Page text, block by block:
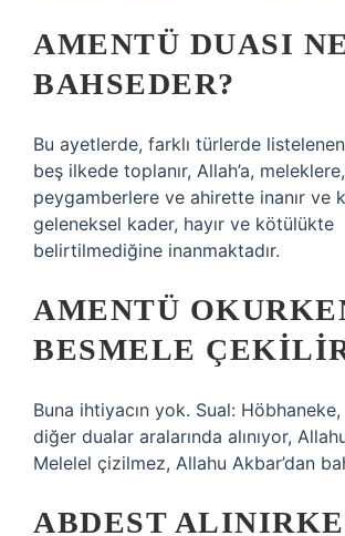
AMENTÜ DUASI
BAHSEDER?
Bu ayetlerde, farklı türlerde
beş ilkede toplanır, Allah’a,
peygamberlere ve ahirette inanır ve
geleneksel kader, hayır ve kötülükte
belirtilmediğine inanmaktadır.
AMENTÜ
BESMELE
Buna ihtiyacın yok. Sual:
diğer dualar aralarında alınıyor,
Melelel çizilmez, Allahu Akbar’dan
ABDEST